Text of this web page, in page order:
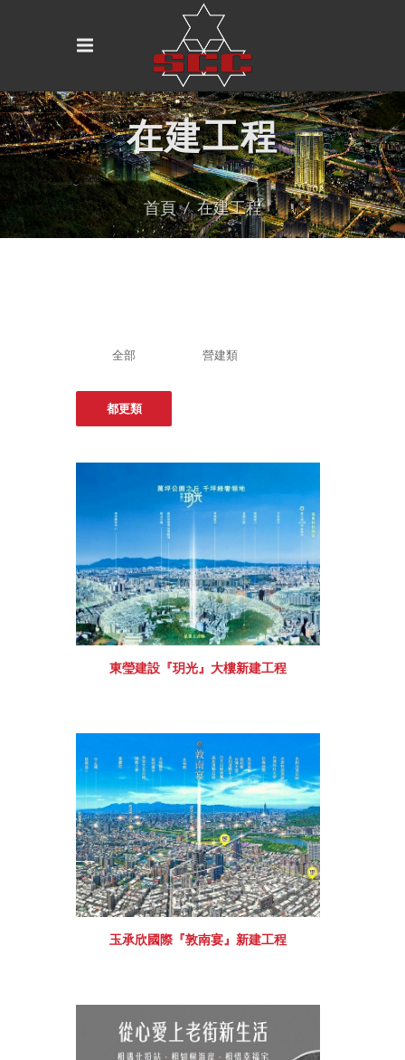
在建工程
首頁 在建工程
全部 營建類
都更類
東瑩建設『玥光』大樓新建工程
玉承欣國際『敦南宴』新建工程